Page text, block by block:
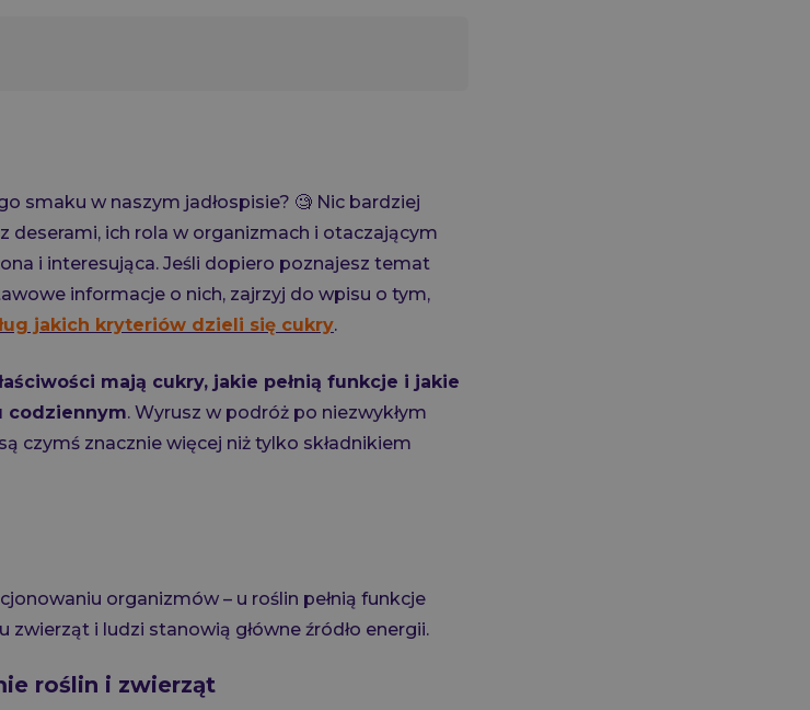
smaku w naszym jadłospisie? 🧐 Nic bardziej
deserami, ich rola w organizmach i otaczającym
i interesująca. Jeśli dopiero poznajesz temat
informacje o nich, zajrzyj do wpisu o tym,
jakich kryteriów dzieli się cukry.
mają cukry, jakie pełnią funkcje i jakie
codziennym. Wyrusz w podróż po niezwykłym
czymś znacznie więcej niż tylko składnikiem
organizmów – u roślin pełnią funkcje
zwierząt i ludzi stanowią główne źródło energii.
roślin i zwierząt